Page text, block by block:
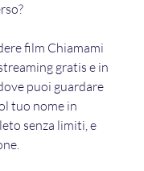
film Chiamami
gratis e in
puoi guardare
tuo nome in
senza limiti, e